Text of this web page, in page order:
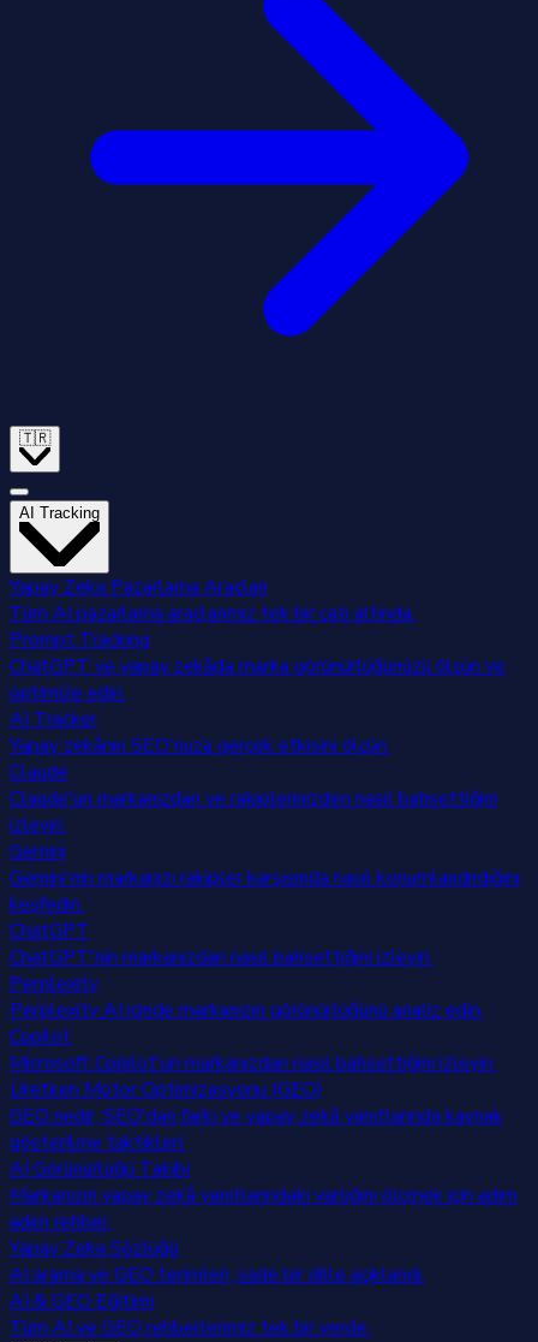
🇹🇷
AI Tracking
Yapay Zeka Pazarlama Araçları
Tüm AI pazarlama araçlarımız tek bir çatı altında.
Prompt Tracking
ChatGPT ve yapay zekâda marka görünürlüğünüzü ölçün ve
optimize edin.
AI Tracker
Yapay zekânın SEO'nuza gerçek etkisini ölçün.
Claude
Claude'un markanızdan ve rakiplerinizden nasıl bahsettiğini
izleyin.
Gemini
Gemini'nin markanızı rakipler karşısında nasıl konumlandırdığını
keşfedin.
ChatGPT
ChatGPT'nin markanızdan nasıl bahsettiğini izleyin.
Perplexity
Perplexity AI içinde markanızın görünürlüğünü analiz edin.
Copilot
Microsoft Copilot'un markanızdan nasıl bahsettiğini izleyin.
Üretken Motor Optimizasyonu (GEO)
GEO nedir, SEO'dan farkı ve yapay zekâ yanıtlarında kaynak
gösterilme taktikleri.
AI Görünürlüğü Takibi
Markanızın yapay zekâ yanıtlarındaki varlığını ölçmek için adım
adım rehber.
Yapay Zeka Sözlüğü
AI arama ve GEO terimleri, sade bir dille açıklandı.
AI & GEO Eğitimi
Tüm AI ve GEO rehberlerimiz tek bir yerde.